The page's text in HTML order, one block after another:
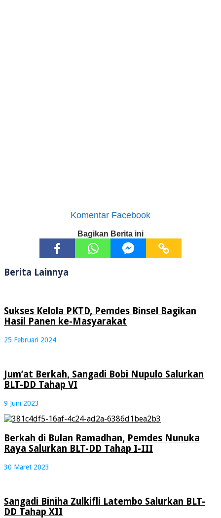
Komentar Facebook
Bagikan Berita ini
Berita Lainnya
Sukses Kelola PKTD, Pemdes Binsel Bagikan
Hasil Panen ke-Masyarakat
25 Februari 2024
Jum’at Berkah, Sangadi Bobi Nupulo Salurkan
BLT-DD Tahap VI
9 Juni 2023
Berkah di Bulan Ramadhan, Pemdes Nunuka
Raya Salurkan BLT-DD Tahap I-III
30 Maret 2023
Sangadi Biniha Zulkifli Latembo Salurkan BLT-
DD Tahap XII